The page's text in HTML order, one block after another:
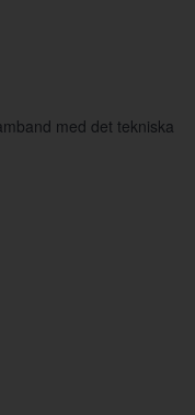
med det tekniska